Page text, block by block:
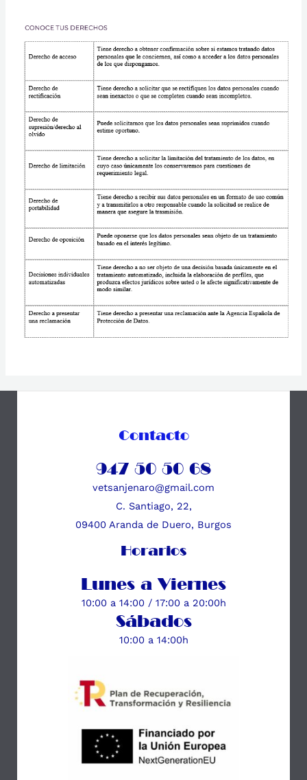
Contacto
947 50 50 68
vetsanjenaro@gmail.com
C. Santiago, 22,
09400 Aranda de Duero, Burgos
Horarios
Lunes a Viernes
10:00 a 14:00 / 17:00 a 20:00h
Sábados
10:00 a 14:00h